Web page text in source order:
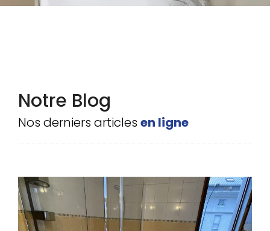
Notre Blog
Nos derniers articles en ligne